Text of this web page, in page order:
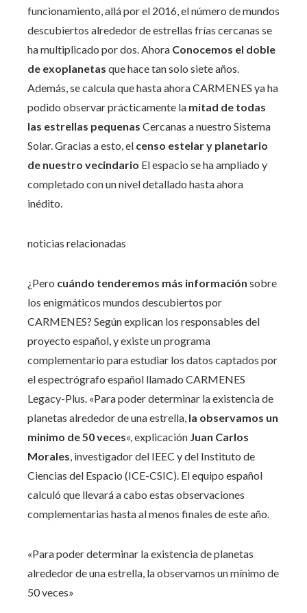
funcionamiento, allá por el 2016, el número de mundos
descubiertos alrededor de estrellas frías cercanas se
ha multiplicado por dos. Ahora Conocemos el doble
de exoplanetas que hace tan solo siete años.
Además, se calcula que hasta ahora CARMENES ya ha
podido observar prácticamente la mitad de todas
las estrellas pequenas Cercanas a nuestro Sistema
Solar. Gracias a esto, el censo estelar y planetario
de nuestro vecindario El espacio se ha ampliado y
completado con un nivel detallado hasta ahora
inédito.
noticias relacionadas
¿Pero cuándo tenderemos más información sobre
los enigmáticos mundos descubiertos por
CARMENES? Según explican los responsables del
proyecto español, y existe un programa
complementario para estudiar los datos captados por
el espectrógrafo español llamado CARMENES
Legacy-Plus. «Para poder determinar la existencia de
planetas alrededor de una estrella, la observamos un
minimo de 50 veces«, explicación Juan Carlos
Morales, investigador del IEEC y del Instituto de
Ciencias del Espacio (ICE-CSIC). El equipo español
calculó que llevará a cabo estas observaciones
complementarias hasta al menos finales de este año.
«Para poder determinar la existencia de planetas
alrededor de una estrella, la observamos un mínimo de
50 veces»